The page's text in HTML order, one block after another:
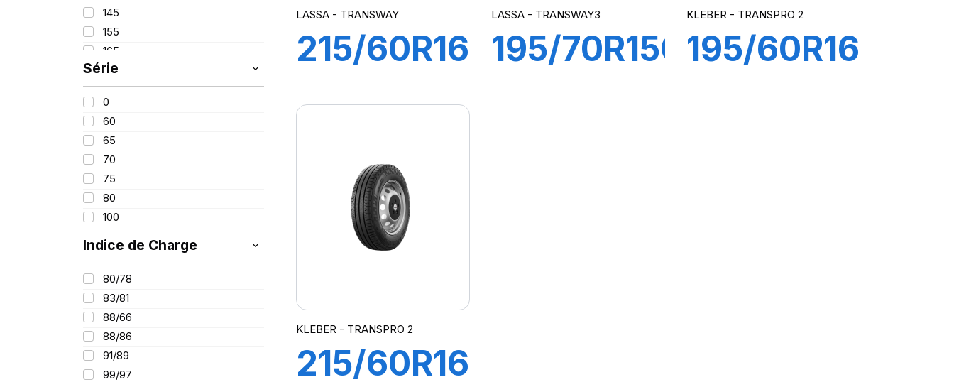
145
155
165
175
185
195
205
215
225
235
Série
0
60
65
70
75
80
100
Indice de Charge
80/78
83/81
88/66
88/86
91/89
99/97
LASSA - TRANSWAY
215/60R16C
LASSA - TRANSWAY3
195/70R15C
KLEBER - TRANSPRO 2
195/60R16C
KLEBER - TRANSPRO 2
215/60R16C